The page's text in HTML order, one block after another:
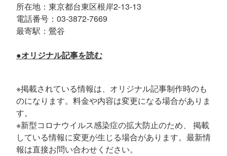
所在地：東京都台東区根岸2-13-13
電話番号：03-3872-7669
最寄駅：鶯谷
●オリジナル記事を読む
※掲載されている情報は、オリジナル記事制作時のも
のになります。料金や内容は変更になる場合がありま
す。
※新型コロナウイルス感染症の拡大防止のため、 掲載
している情報に変更が生じる場合があります。最新情
報は直接お問い合わせください。